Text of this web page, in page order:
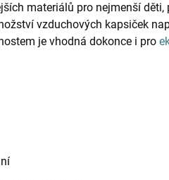
materiálů pro nejmenší
vzduchových kapsiček
je vhodná dokonce i pro